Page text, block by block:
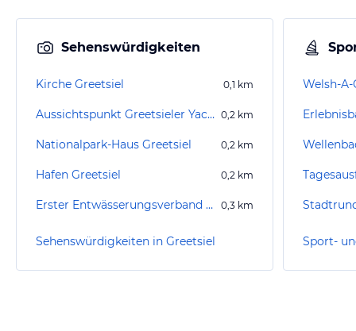
Sehenswürdigkeiten
Kirche Greetsiel 0,1 km
Aussichtspunkt Greetsieler Yachthafen 0,2 km
Nationalpark-Haus Greetsiel 0,2 km
Hafen Greetsiel 0,2 km
Erster Entwässerungsverband Emden Schöpfwerk 0,3 km
Sehenswürdigkeiten in Greetsiel
Welsh-